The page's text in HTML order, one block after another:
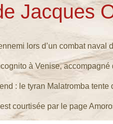
Jacques
lors d’un combat naval
à Venise,
: le tyran Malatromba
courtisée par le page